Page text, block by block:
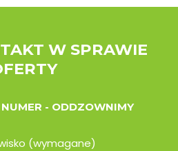
W SPRAWIE
- ODDZOWNIMY
(wymagane)